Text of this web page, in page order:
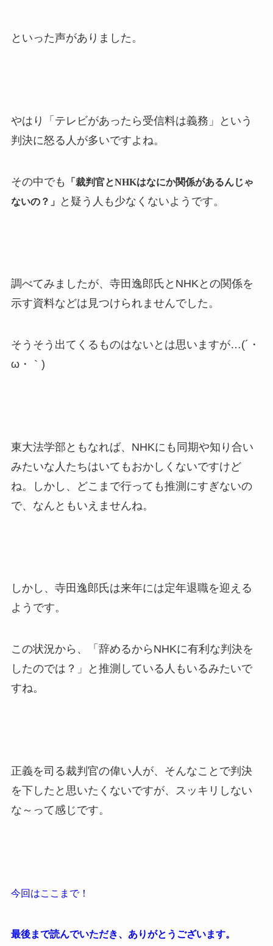
といった声がありました。
やはり「テレビがあったら受信料は義務」という
判決に怒る人が多いですよね。
その中でも
「裁判官とNHKはなにか関係があるんじゃ
ないの？」
と疑う人も少なくないようです。
調べてみましたが、寺田逸郎氏とNHKとの関係を
示す資料などは見つけられませんでした。
そうそう出てくるものはないとは思いますが…(´・
ω・｀)
東大法学部ともなれば、NHKにも同期や知り合い
みたいな人たちはいてもおかしくないですけど
ね。しかし、どこまで行っても推測にすぎないの
で、なんともいえませんね。
しかし、寺田逸郎氏は来年には定年退職を迎える
ようです。
この状況から、「辞めるからNHKに有利な判決を
したのでは？」と推測している人もいるみたいで
すね。
正義を司る裁判官の偉い人が、そんなことで判決
を下したと思いたくないですが、スッキリしない
な～って感じです。
今回はここまで！
最後まで読んでいただき、ありがとうございます。